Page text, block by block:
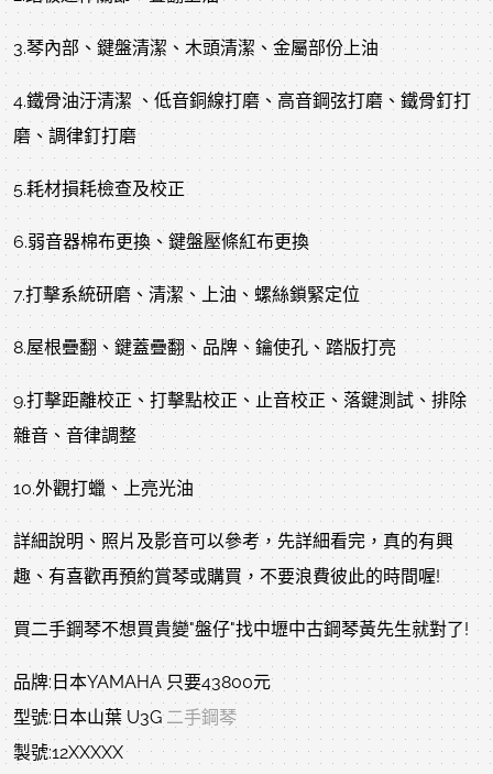
3.琴內部、鍵盤清潔、木頭清潔、金屬部份上油
4.鐵骨油汙清潔 、低音銅線打磨、高音鋼弦打磨、鐵骨釘打
磨、調律釘打磨
5.耗材損耗檢查及校正
6.弱音器棉布更換、鍵盤壓條紅布更換
7.打擊系統研磨、清潔、上油、螺絲鎖緊定位
8.屋根疊翻、鍵蓋疊翻、品牌、鑰使孔、踏版打亮
9.打擊距離校正、打擊點校正、止音校正、落鍵測試、排除
雜音、音律調整
10.外觀打蠟、上亮光油
詳細說明、照片及影音可以參考，先詳細看完，真的有興
趣、有喜歡再預約賞琴或購買，不要浪費彼此的時間喔!
買二手鋼琴不想買貴變"盤仔"找中壢中古鋼琴黃先生就對了!
品牌:日本YAMAHA 只要43800元
型號:日本山葉 U3G二手鋼琴
製號:12XXXXX